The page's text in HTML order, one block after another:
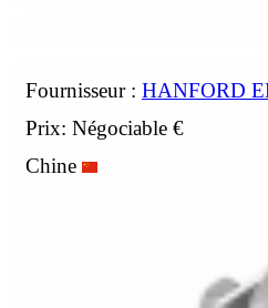
Fournisseur : HANFORD
Prix: Négociable €
Chine